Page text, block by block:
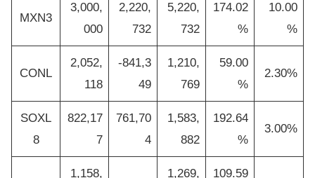
MXN3
3,000,
000
2,220,
732
5,220,
732
174.02
%
10.00
%
CONL
2,052,
118
-841,3
49
1,210,
769
59.00
%
2.30%
SOXL
8
822,17
7
761,70
4
1,583,
882
192.64
%
3.00%
1,158,
1,269,
109.59